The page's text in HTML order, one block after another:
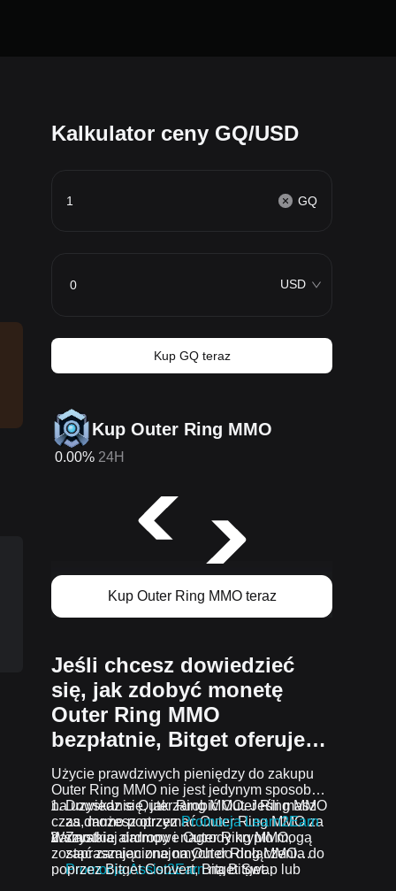
Kalkulator ceny GQ/USD
GQ
USD
Kup GQ teraz
Kup Outer Ring MMO
0.00% 24H
Kup Outer Ring MMO teraz
Jeśli chcesz dowiedzieć
się, jak zdobyć monetę
Outer Ring MMO
bezpłatnie, Bitget oferuje…
Użycie prawdziwych pieniędzy do zakupu
Outer Ring MMO nie jest jedynym sposobem
na uzyskanie Outer Ring MMO. Jeśli masz
czas, możesz otrzymać Outer Ring MMO za
darmo.
Dowiedz się, jak zarobić Outer Ring MMO
za darmo poprzezPromocja Learn2Earn
Zarabiaj darmowe Outer Ring MMO,
zapraszając znajomych do dołączenia do
Promocja Assist2Earnna Bitget.
Wszystkie airdropy i nagrody krypto mogą
zostać zamienione na Outer Ring MMO
poprzez Bitget Convert, Bitget Swap lub